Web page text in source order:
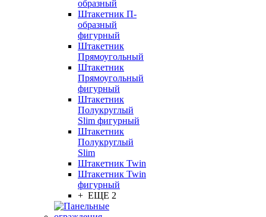
образный
Штакетник П-
образный
фигурный
Штакетник
Прямоугольный
Штакетник
Прямоугольный
фигурный
Штакетник
Полукруглый
Slim фигурный
Штакетник
Полукруглый
Slim
Штакетник Twin
Штакетник Twin
фигурный
+ ЕЩЕ 2